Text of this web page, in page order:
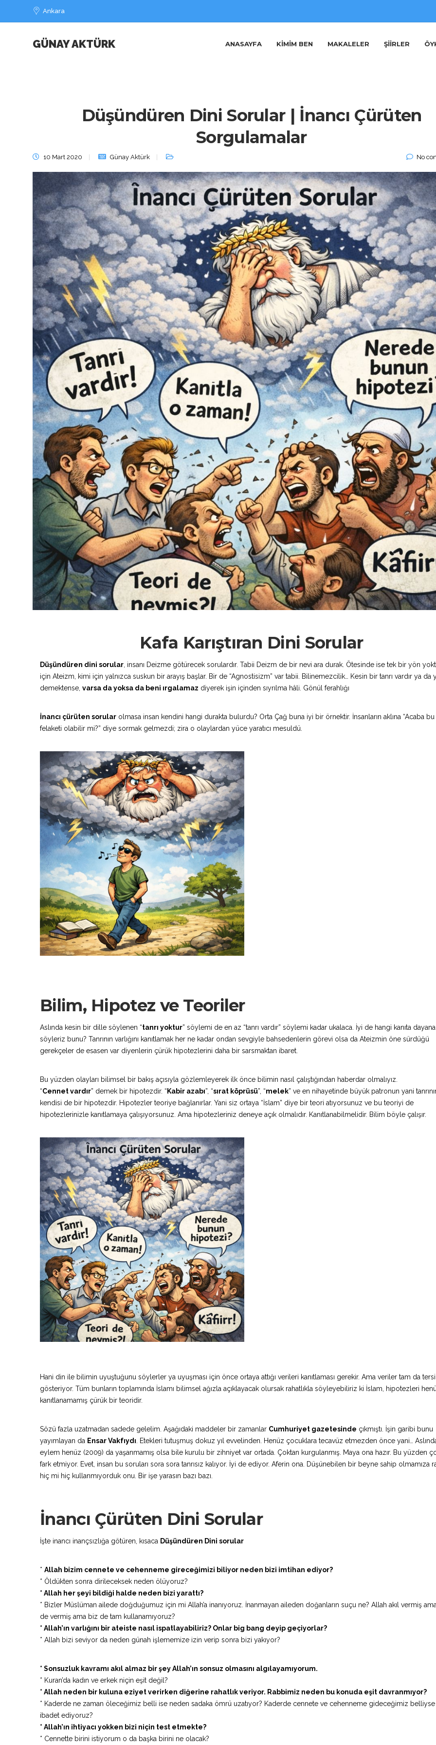
Ankara
GÜNAY AKTÜRK ANASAYFA KIMIM BEN MAKALELER ŞIIRLER
Düşündüren Dini Sorular | İnancı Çürüten
Sorgulamalar
10 Mart 2020 Günay Aktürk No
Kafa Karıştıran Dini Sorular
Düşündüren dini sorular , insanı Deizme götürecek sorulardır. Tabii Deizm de bir nevi ara durak. Ötesinde ise tek bir yön
için Ateizm, kimi için yalnızca suskun bir arayış başlar. Bir de “Agnostisizm” var tabii. Bilinemezcilik… Kesin bir tanrı vardır ya da
demektense, varsa da yoksa da beni ırgalamaz diyerek işin içinden sıyrılma hâli. Gönül ferahlığı
İnancı çürüten sorular olmasa insan kendini hangi durakta bulurdu? Orta Çağ buna iyi bir örnektir. İnsanların aklına “Acaba
felaketi olabilir mi?” diye sormak gelmezdi; zira o olaylardan yüce yaratıcı mesuldü.
Bilim, Hipotez ve Teoriler
Aslında kesin bir dille söylenen “tanrı yoktur” söylemi de en az “tanrı vardır” söylemi kadar ukalaca. İyi de hangi kanıta
söyleriz bunu? Tanrının varlığını kanıtlamak her ne kadar ondan sevgiyle bahsedenlerin görevi olsa da Ateizmin öne sürdüğü
gerekçeler de esasen var diyenlerin çürük hipotezlerini daha bir sarsmaktan ibaret.
Bu yüzden olayları bilimsel bir bakış açısıyla gözlemleyerek ilk önce bilimin nasıl çalıştığından haberdar olmalıyız.
“Cennet vardır” demek bir hipotezdir. “ Kabir azabı”, “sırat köprüsü”, “melek” ve en nihayetinde büyük patronun yani
kendisi de bir hipotezdir. Hipotezler teoriye bağlanırlar. Yani siz ortaya “İslam” diye bir teori atıyorsunuz ve bu teoriyi de
hipotezlerinizle kanıtlamaya çalışıyorsunuz. Ama hipotezleriniz deneye açık olmalıdır. Kanıtlanabilmelidir. Bilim böyle çalışır.
Hani din ile bilimin uyuştuğunu söylerler ya uyuşması için önce ortaya attığı verileri kanıtlaması gerekir. Ama veriler tam da
gösteriyor. Tüm bunların toplamında İslamı bilimsel ağızla açıklayacak olursak rahatlıkla söyleyebiliriz ki İslam, hipotezleri
kanıtlanamamış çürük bir teoridir.
Sözü fazla uzatmadan sadede gelelim. Aşağıdaki maddeler bir zamanlar Cumhuriyet gazetesinde çıkmıştı. İşin garibi bunu
yayımlayan da Ensar Vakfıydı . Etekleri tutuşmuş dokuz yıl evvelinden. Henüz çocuklara tecavüz etmezden önce yani…
eylem henüz (2009) da yaşanmamış olsa bile kurulu bir zihniyet var ortada. Çoktan kurgulanmış. Maya ona hazır. Bu yüzden
fark etmiyor. Evet, insan bu soruları sora sora tanrısız kalıyor. İyi de ediyor. Aferin ona. Düşünebilen bir beyne sahip olmamıza
hiç mi hiç kullanmıyorduk onu. Bir işe yarasın bazı bazı.
İnancı Çürüten Dini Sorular
İşte inancı inançsızlığa götüren, kısaca Düşündüren Dini sorular
* Allah bizim cennete ve cehenneme gireceğimizi biliyor neden bizi imtihan ediyor?
* Öldükten sonra dirileceksek neden ölüyoruz?
* Allah her şeyi bildiği halde neden bizi yarattı?
* Bizler Müslüman ailede doğduğumuz için mi Allah’a inanıyoruz. İnanmayan aileden doğanların suçu ne? Allah akıl vermiş
de vermiş ama biz de tam kullanamıyoruz?
* Allah’ın varlığını bir ateiste nasıl ispatlayabiliriz? Onlar big bang deyip geçiyorlar?
* Allah bizi seviyor da neden günah işlememize izin verip sonra bizi yakıyor?
* Sonsuzluk kavramı akıl almaz bir şey Allah’ın sonsuz olmasını algılayamıyorum.
* Kuran’da kadın ve erkek niçin eşit değil?
* Allah neden bir kuluna eziyet verirken diğerine rahatlık veriyor. Rabbimiz neden bu konuda eşit davranmıyor?
* Kaderde ne zaman öleceğimiz belli ise neden sadaka ömrü uzatıyor? Kaderde cennete ve cehenneme gideceğimiz
ibadet ediyoruz?
* Allah’ın ihtiyacı yokken bizi niçin test etmekte?
* Cennette birini istiyorum o da başka birini ne olacak?